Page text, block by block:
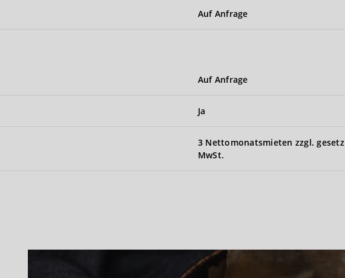
Auf Anfrage
Auf Anfrage
Ja
3 Nettomonatsmieten zzgl.
MwSt.